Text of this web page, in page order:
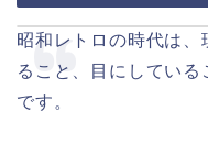
昭和レトロの時代は
ること、目にしてい
です。